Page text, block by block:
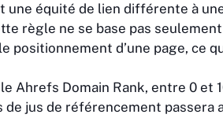
une équité de lien différente à
règle ne se base pas
d’une page, ce
Ahrefs Domain Rank, entre 0
jus de référencement passera